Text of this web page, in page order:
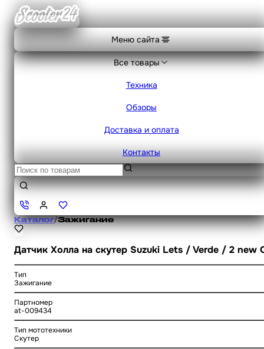
Меню сайта
Все товары
Техника
Обзоры
Доставка и оплата
Контакты
Каталог/Зажигание
Датчик Холла на скутер Suzuki Lets / Verde / 2
Тип
Зажигание
Партномер
at-009434
Тип мототехники
Скутер